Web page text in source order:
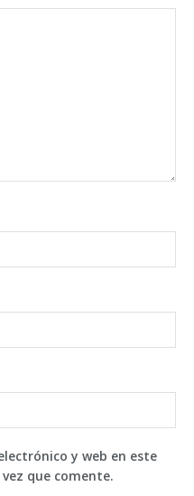
y web en este
que comente.